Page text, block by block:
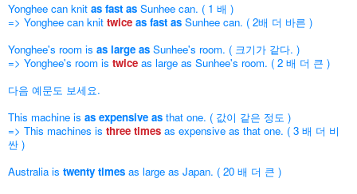
Yonghee can knit as fast as Sunhee can. ( 1 배 )
=> Yonghee can knit twice as fast as Sunhee can. ( 2배 더 바른 )
Yonghee's room is as large as Sunhee's room. ( 크기가 같다. )
=> Yonghee's room is twice as large as Sunhee's room. ( 2 배 더 큰 )
다음 예문도 보세요.
This machine is as expensive as that one. ( 값이 같은 정도 )
=> This machines is three times as expensive as that one. ( 3 배 더 비
싼 )
Australia is twenty times as large as Japan. ( 20 배 더 큰 )